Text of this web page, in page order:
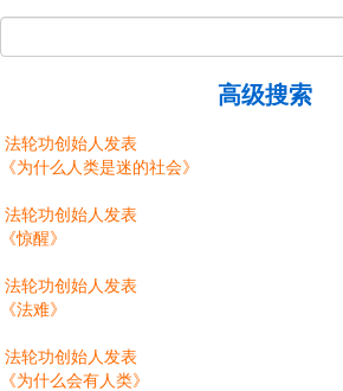
高级搜索
法轮功创始人发表
《为什么人类是迷的社会》
法轮功创始人发表
《惊醒》
法轮功创始人发表
《法难》
法轮功创始人发表
《为什么会有人类》